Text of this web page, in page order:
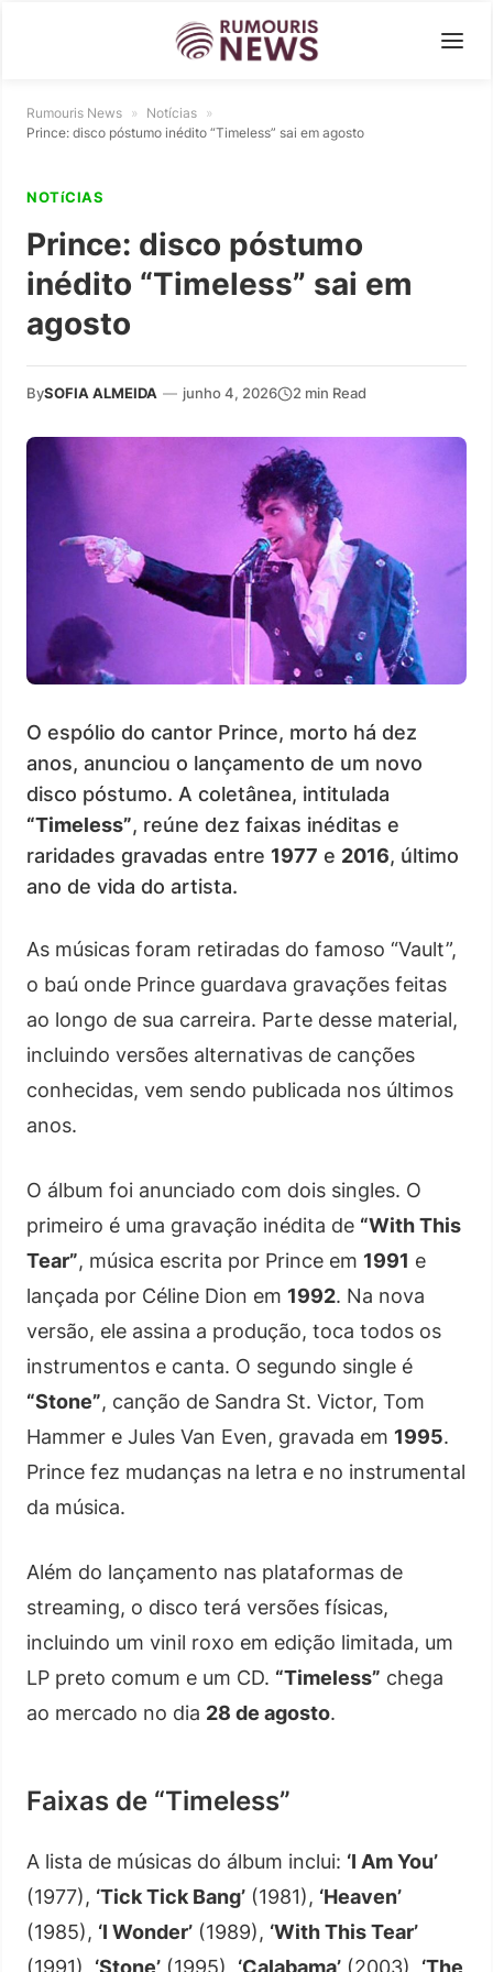
Rumouris News » Notícias »
Prince: disco póstumo inédito “Timeless” sai em agosto
NOTíCIAS
Prince: disco póstumo
inédito “Timeless” sai em
agosto
BySOFIA ALMEIDA — junho 4, 2026 2 min Read
O espólio do cantor Prince, morto há dez
anos, anunciou o lançamento de um novo
disco póstumo. A coletânea, intitulada
“Timeless”, reúne dez faixas inéditas e
raridades gravadas entre 1977 e 2016, último
ano de vida do artista.
As músicas foram retiradas do famoso “Vault”,
o baú onde Prince guardava gravações feitas
ao longo de sua carreira. Parte desse material,
incluindo versões alternativas de canções
conhecidas, vem sendo publicada nos últimos
anos.
O álbum foi anunciado com dois singles. O
primeiro é uma gravação inédita de “With This
Tear”, música escrita por Prince em 1991 e
lançada por Céline Dion em 1992. Na nova
versão, ele assina a produção, toca todos os
instrumentos e canta. O segundo single é
“Stone”, canção de Sandra St. Victor, Tom
Hammer e Jules Van Even, gravada em 1995.
Prince fez mudanças na letra e no instrumental
da música.
Além do lançamento nas plataformas de
streaming, o disco terá versões físicas,
incluindo um vinil roxo em edição limitada, um
LP preto comum e um CD. “Timeless” chega
ao mercado no dia 28 de agosto.
Faixas de “Timeless”
A lista de músicas do álbum inclui: ‘I Am You’
(1977), ‘Tick Tick Bang’ (1981), ‘Heaven’
(1985), ‘I Wonder’ (1989), ‘With This Tear’
(1991), ‘Stone’ (1995), ‘Calabama’ (2003), ‘The